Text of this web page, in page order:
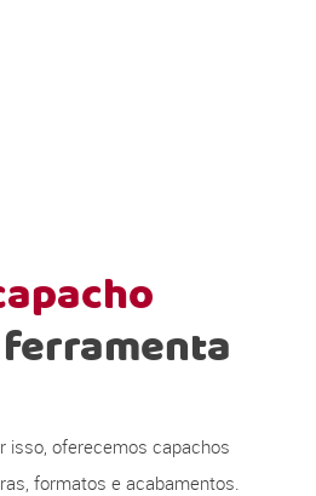
isso, oferecemos capachos
formatos e acabamentos.